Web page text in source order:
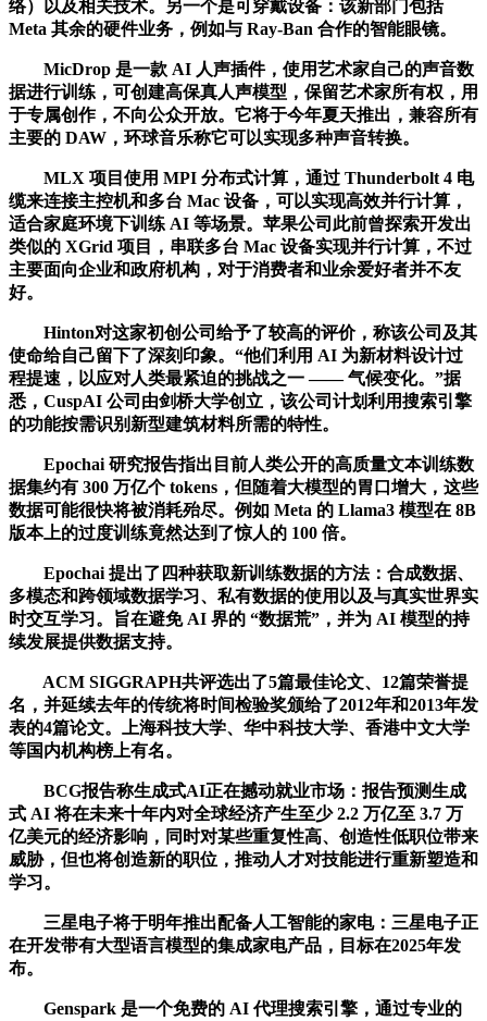
络）以及相关技术。另一个是可穿戴设备：该新部门包括
Meta 其余的硬件业务，例如与 Ray-Ban 合作的智能眼镜。
MicDrop 是一款 AI 人声插件，使用艺术家自己的声音数
据进行训练，可创建高保真人声模型，保留艺术家所有权，用
于专属创作，不向公众开放。它将于今年夏天推出，兼容所有
主要的 DAW，环球音乐称它可以实现多种声音转换。
MLX 项目使用 MPI 分布式计算，通过 Thunderbolt 4 电
缆来连接主控机和多台 Mac 设备，可以实现高效并行计算，
适合家庭环境下训练 AI 等场景。苹果公司此前曾探索开发出
类似的 XGrid 项目，串联多台 Mac 设备实现并行计算，不过
主要面向企业和政府机构，对于消费者和业余爱好者并不友
好。
Hinton对这家初创公司给予了较高的评价，称该公司及其
使命给自己留下了深刻印象。“他们利用 AI 为新材料设计过
程提速，以应对人类最紧迫的挑战之一 —— 气候变化。”据
悉，CuspAI 公司由剑桥大学创立，该公司计划利用搜索引擎
的功能按需识别新型建筑材料所需的特性。
Epochai 研究报告指出目前人类公开的高质量文本训练数
据集约有 300 万亿个 tokens，但随着大模型的胃口增大，这些
数据可能很快将被消耗殆尽。例如 Meta 的 Llama3 模型在 8B
版本上的过度训练竟然达到了惊人的 100 倍。
Epochai 提出了四种获取新训练数据的方法：合成数据、
多模态和跨领域数据学习、私有数据的使用以及与真实世界实
时交互学习。旨在避免 AI 界的 “数据荒”，并为 AI 模型的持
续发展提供数据支持。
ACM SIGGRAPH共评选出了5篇最佳论文、12篇荣誉提
名，并延续去年的传统将时间检验奖颁给了2012年和2013年发
表的4篇论文。上海科技大学、华中科技大学、香港中文大学
等国内机构榜上有名。
BCG报告称生成式AI正在撼动就业市场：报告预测生成
式 AI 将在未来十年内对全球经济产生至少 2.2 万亿至 3.7 万
亿美元的经济影响，同时对某些重复性高、创造性低职位带来
威胁，但也将创造新的职位，推动人才对技能进行重新塑造和
学习。
三星电子将于明年推出配备人工智能的家电：三星电子正
在开发带有大型语言模型的集成家电产品，目标在2025年发
布。
Genspark 是一个免费的 AI 代理搜索引擎，通过专业的